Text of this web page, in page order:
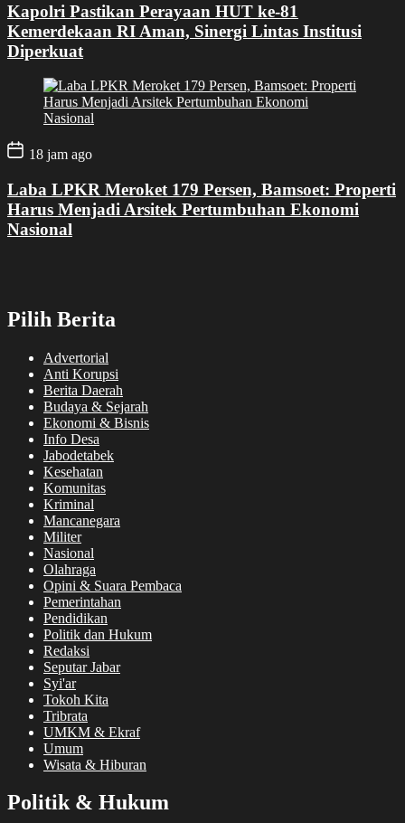
Kapolri Pastikan Perayaan HUT ke-81
Kemerdekaan RI Aman, Sinergi Lintas Institusi
Diperkuat
18 jam ago
Laba LPKR Meroket 179 Persen, Bamsoet: Properti
Harus Menjadi Arsitek Pertumbuhan Ekonomi
Nasional
Pilih Berita
Advertorial
Anti Korupsi
Berita Daerah
Budaya & Sejarah
Ekonomi & Bisnis
Info Desa
Jabodetabek
Kesehatan
Komunitas
Kriminal
Mancanegara
Militer
Nasional
Olahraga
Opini & Suara Pembaca
Pemerintahan
Pendidikan
Politik dan Hukum
Redaksi
Seputar Jabar
Syi'ar
Tokoh Kita
Tribrata
UMKM & Ekraf
Umum
Wisata & Hiburan
Politik & Hukum